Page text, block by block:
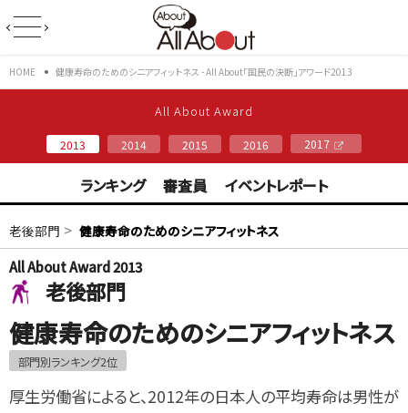
HOME 健康寿命のためのシニアフィットネス - All About「国民の決断」アワード2013
All About Award
2013 2014 2015 2016 2017
ランキング 審査員 イベントレポート
老後部門 > 健康寿命のためのシニアフィットネス
All About Award 2013
老後部門
健康寿命のためのシニアフィットネス
部門別ランキング2位
厚生労働省によると、2012年の日本人の平均寿命は男性が